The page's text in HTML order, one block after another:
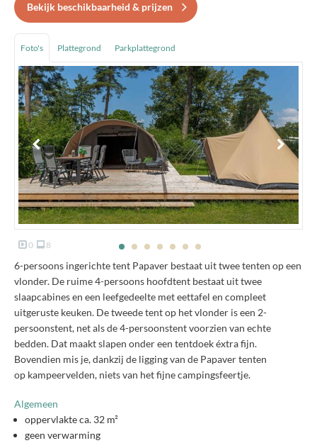
Bekijk beschikbaarheid & prijzen
Foto's Plattegrond Parkplattegrond
0 8
6-persoons ingerichte tent Papaver bestaat uit twee tenten op een
vlonder. De ruime 4-persoons hoofdtent bestaat uit twee
slaapcabines en een leefgedeelte met eettafel en compleet
uitgeruste keuken. De tweede tent op het vlonder is een 2-
persoonstent, net als de 4-persoonstent voorzien van echte
bedden. Dat maakt slapen onder een tentdoek éxtra fijn.
Bovendien mis je, dankzij de ligging van de Papaver tenten
op kampeervelden, niets van het fijne campingsfeertje.
Algemeen
oppervlakte ca. 32 m²
geen verwarming